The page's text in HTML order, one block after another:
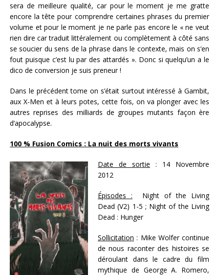
sera de meilleure qualité, car pour le moment je me gratte
encore la tête pour comprendre certaines phrases du premier
volume et pour le moment je ne parle pas encore le « ne veut
rien dire car traduit littéralement ou complètement à côté sans
se soucier du sens de la phrase dans le contexte, mais on s’en
fout puisque c’est lu par des attardés ». Donc si quelqu’un a le
dico de conversion je suis preneur !
Dans le précédent tome on s’était surtout intéressé à Gambit,
aux X-Men et à leurs potes, cette fois, on va plonger avec les
autres reprises des milliards de groupes mutants façon ère
d’apocalypse.
100 % Fusion Comics : La nuit des morts vivants
Date de sortie : 14 Novembre
2012
Épisodes : Night of the Living
Dead (V2) 1-5 ; Night of the Living
Dead : Hunger
Sollicitation : Mike Wolfer continue
de nous raconter des histoires se
déroulant dans le cadre du film
mythique de George A. Romero,